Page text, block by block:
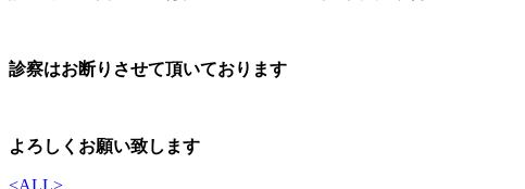
診察はお断りさせて頂いております
よろしくお願い致します